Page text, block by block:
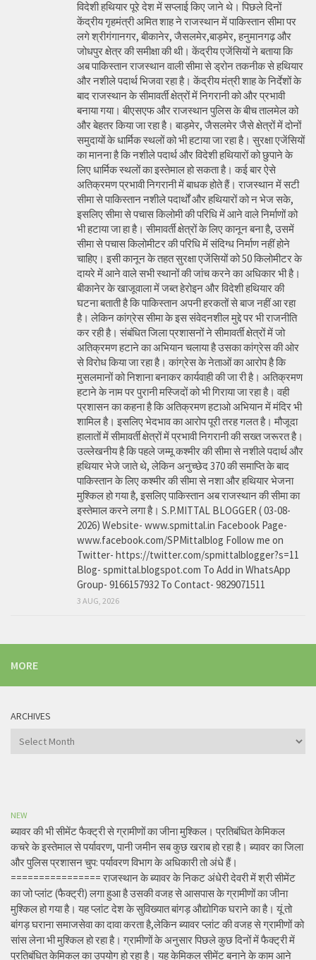
विदेशी हथियार पूरे देश में सप्लाई किए जाने थे। पिछले दिनों
केंद्रीय गृहमंत्री अमित शाह ने राजस्थान में पाकिस्तान सीमा पर
लगे श्रीगंगानगर, बीकानेर, जैसलमेर,बाड़मेर, हनुमानगढ़ और
जोधपुर क्षेत्र की समीक्षा की थी। केंद्रीय एजेंसियों ने बताया कि
अब पाकिस्तान राजस्थान वाली सीमा से ड्रोन तकनीक से हथियार
और नशीले पदार्थ भिजवा रहा है। केंद्रीय मंत्री शाह के निर्देशों के
बाद राजस्थान के सीमावर्ती क्षेत्रों में निगरानी को और प्रभावी
बनाया गया। बीएसएफ और राजस्थान पुलिस के बीच तालमेल को
और बेहतर किया जा रहा है। बाड़मेर, जैसलमेर जैसे क्षेत्रों में दोनों
समुदायों के धार्मिक स्थलों को भी हटाया जा रहा है। सुरक्षा एजेंसियों
का मानना है कि नशीले पदार्थ और विदेशी हथियारों को छुपाने के
लिए धार्मिक स्थलों का इस्तेमाल हो सकता है। कई बार ऐसे
अतिक्रमण प्रभावी निगरानी में बाधक होते हैं। राजस्थान में सटी
सीमा से पाकिस्तान नशीले पदार्थों और हथियारों को न भेज सके,
इसलिए सीमा से पचास किलोमी की परिधि में आने वाले निर्माणों को
भी हटाया जा हा है। सीमावर्ती क्षेत्रों के लिए कानून बना है, उसमें
सीमा से पचास किलोमीटर की परिधि में संदिग्ध निर्माण नहीं होने
चाहिए। इसी कानून के तहत सुरक्षा एजेंसियों को 50 किलोमीटर के
दायरे में आने वाले सभी स्थानों की जांच करने का अधिकार भी है।
बीकानेर के खाजूवाला में जब्त हेरोइन और विदेशी हथियार की
घटना बताती है कि पाकिस्तान अपनी हरकतों से बाज नहीं आ रहा
है। लेकिन कांग्रेस सीमा के इस संवेदनशील मुद्दे पर भी राजनीति
कर रही है। संबंधित जिला प्रशासनों ने सीमावर्ती क्षेत्रों में जो
अतिक्रमण हटाने का अभियान चलाया है उसका कांग्रेस की ओर
से विरोध किया जा रहा है। कांग्रेस के नेताओं का आरोप है कि
मुसलमानों को निशाना बनाकर कार्यवाही की जा री है। अतिक्रमण
हटाने के नाम पर पुरानी मस्जिदों को भी गिराया जा रहा है। वही
प्रशासन का कहना है कि अतिक्रमण हटाओ अभियान में मंदिर भी
शामिल है। इसलिए भेदभाव का आरोप पूरी तरह गलत है। मौजूदा
हालातों में सीमावर्ती क्षेत्रों में प्रभावी निगरानी की सख्त जरूरत है।
उल्लेखनीय है कि पहले जम्मू कश्मीर की सीमा से नशीले पदार्थ और
हथियार भेजे जाते थे, लेकिन अनुच्छेद 370 की समाप्ति के बाद
पाकिस्तान के लिए कश्मीर की सीमा से नशा और हथियार भेजना
मुश्किल हो गया है, इसलिए पाकिस्तान अब राजस्थान की सीमा का
इस्तेमाल करने लगा है। S.P.MITTAL BLOGGER ( 03-08-
2026) Website- www.spmittal.in Facebook Page-
www.facebook.com/SPMittalblog Follow me on
Twitter- https://twitter.com/spmittalblogger?s=11
Blog- spmittal.blogspot.com To Add in WhatsApp
Group- 9166157932 To Contact- 9829071511
3 AUG, 2026
MORE
ARCHIVES
Archives
NEW
ब्यावर की भी सीमेंट फैक्ट्री से ग्रामीणों का जीना मुश्किल। प्रतिबंधित केमिकल
कचरे के इस्तेमाल से पर्यावरण, पानी जमीन सब कुछ खराब हो रहा है। ब्यावर का जिला
और पुलिस प्रशासन चुप: पर्यावरण विभाग के अधिकारी तो अंधे हैं।
================ राजस्थान के ब्यावर के निकट अंधेरी देवरी में श्री सीमेंट
का जो प्लांट (फैक्ट्री) लगा हुआ है उसकी वजह से आसपास के ग्रामीणों का जीना
मुश्किल हो गया है। यह प्लांट देश के सुविख्यात बांगड़ औद्योगिक घराने का है। यूं तो
बांगड़ घराना समाजसेवा का दावा करता है,लेकिन ब्यावर प्लांट की वजह से ग्रामीणों को
सांस लेना भी मुश्किल हो रहा है। ग्रामीणों के अनुसार पिछले कुछ दिनों में फैक्ट्री में
प्रतिबंधित केमिकल का उपयोग हो रहा है। यह केमिकल सीमेंट बनाने के काम आने